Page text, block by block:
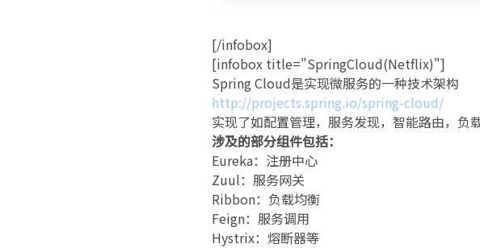
[/infobox]
[infobox title="SpringCloud(Netflix)"]
Spring Cloud是实现微服务的一种技术架构
http://projects.spring.io/spring-cloud/
实现了如配置管理，服务发现，智能路由，负
涉及的部分组件包括：
Eureka：注册中心
Zuul：服务网关
Ribbon：负载均衡
Feign：服务调用
Hystrix：熔断器等